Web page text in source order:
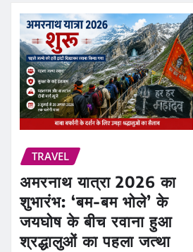
TRAVEL
अमरनाथ यात्रा 2026 का
शुभारंभ: ‘बम-बम भोले’ के
जयघोष के बीच रवाना हुआ
श्रद्धालुओं का पहला जत्था